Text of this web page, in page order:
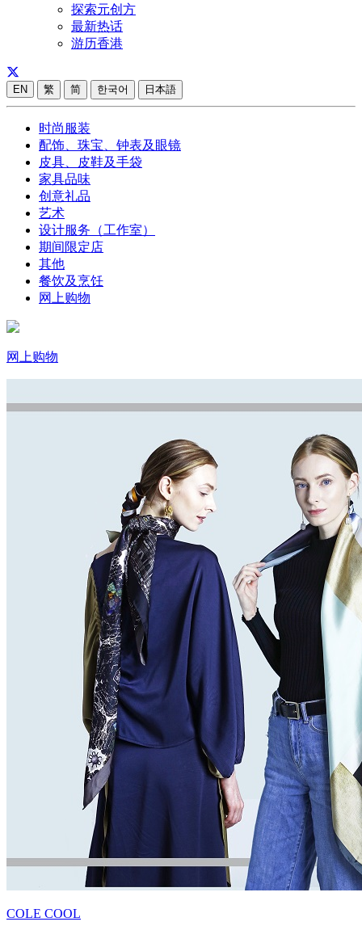
探索元创方
最新热话
游历香港
EN 繁 简 한국어 日本語
时尚服装
配饰、珠宝、钟表及眼镜
皮具、皮鞋及手袋
家具品味
创意礼品
艺术
设计服务（工作室）
期间限定店
其他
餐饮及烹饪
网上购物
网上购物
COLE COOL